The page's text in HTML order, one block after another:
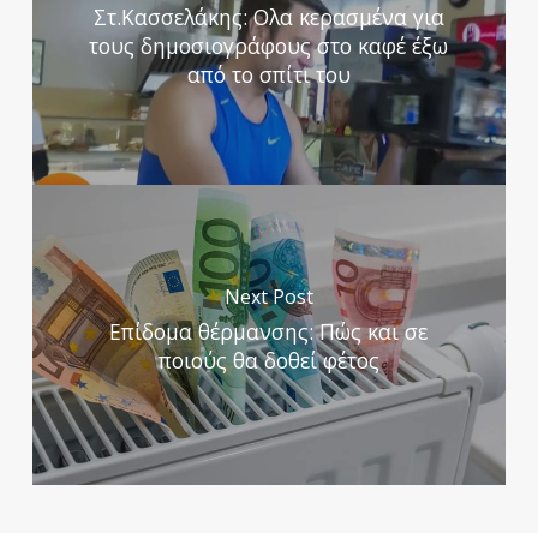
Στ.Κασσελάκης: Ολα κερασμένα για
τους δημοσιογράφους στο καφέ έξω
από το σπίτι του
Next Post
Επίδομα θέρμανσης: Πώς και σε
ποιούς θα δοθεί φέτος